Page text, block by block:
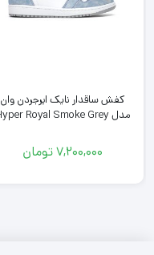
کفش ساقدار نایک ایرجردن وان
مدل Hyper Royal Smoke Grey
7,200,000تومان